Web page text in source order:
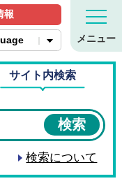
市ホームページ
報
メニュー
サイト内検索
検索について